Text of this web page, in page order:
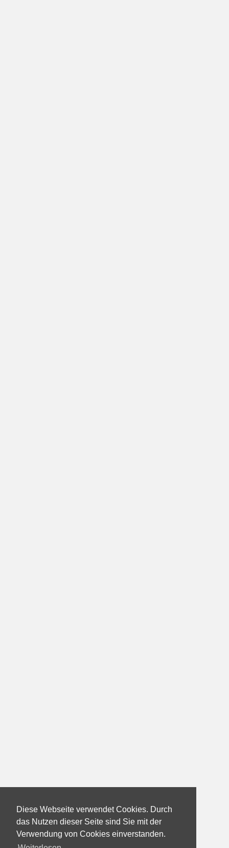
Diese Webseite verwendet Cookies. Durch
das Nutzen dieser Seite sind Sie mit der
Verwendung von Cookies einverstanden.